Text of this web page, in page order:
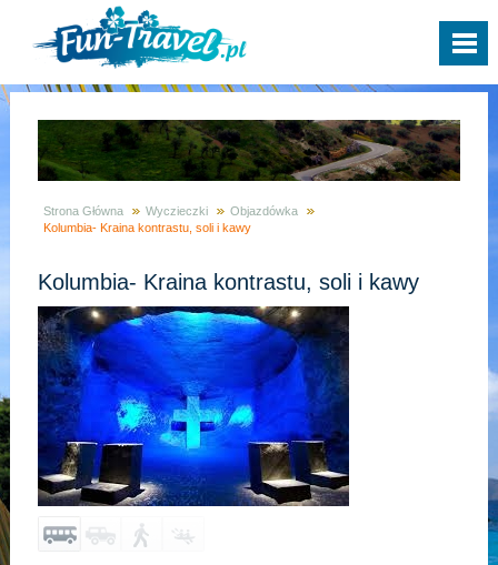
Strona Główna Wyczieczki
Objazdówka
Kolumbia- Kraina kontrastu, soli i kawy
Kolumbia- Kraina kontrastu, soli i kawy